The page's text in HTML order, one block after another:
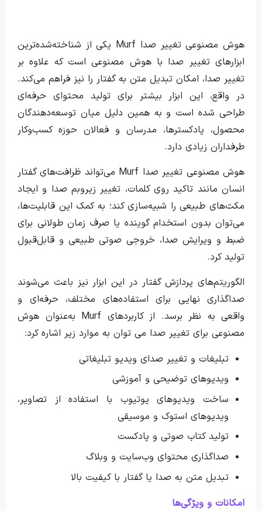
هوش مصنوعی تغییر صدا Murf یکی از شناخته‌شده‌ترین
ابزارهای تغییر صدا با هوش مصنوعی است که علاوه بر
تغییر صدا، امکان تبدیل متن به گفتار را نیز فراهم می‌کند.
در واقع، این ابزار بیشتر برای تولید محتوای حرفه‌ای
طراحی شده است و به همین دلیل میان توسعه‌دهندگان
محصول، پادکسترها، مدرسان و فعالان حوزه کسب‌وکار
طرفداران زیادی دارد.
هوش مصنوعی تغییر صدا Murf می‌تواند ظرافت‌های گفتار
انسان مانند تاکید روی کلمات، تغییر زیروبم صدا و ایجاد
مکث‌های طبیعی را شبیه‌سازی کند؛ به کمک این قابلیت‌ها،
می‌توان بدون استخدام گوینده یا صرف زمان طولانی برای
ضبط و ویرایش صدا، خروجی صوتی طبیعی و قابل‌قبول
تولید کرد.
الگوریتم‌های پردازش گفتار در این ابزار نیز باعث می‌شوند
صداگذاری نهایی برای استفاده‌های مختلف، حرفه‌ای و
واقعی به نظر برسد. از کاربردهای Murf به‌عنوان هوش
مصنوعی برای تغییر صدا می توان به موارد زیر اشاره کرد:
تبلیغات و تغییر صدای ویدیو تبلیغاتی
ویدیوهای توضیحی و آموزشی
ساخت ویدیوهای یوتیوب با استفاده از تصاویر،
ویدیوهای استوک و موسیقی
تولید کتاب صوتی و پادکست
صداگذاری محتوای وب‌سایت و وبلاگ
تبدیل متن به صدا یا گفتار با کیفیت بالا
امکانات و ویژگی‌ها